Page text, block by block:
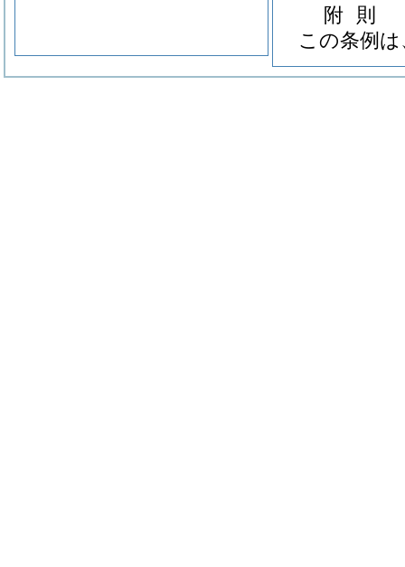
附 則
この条例